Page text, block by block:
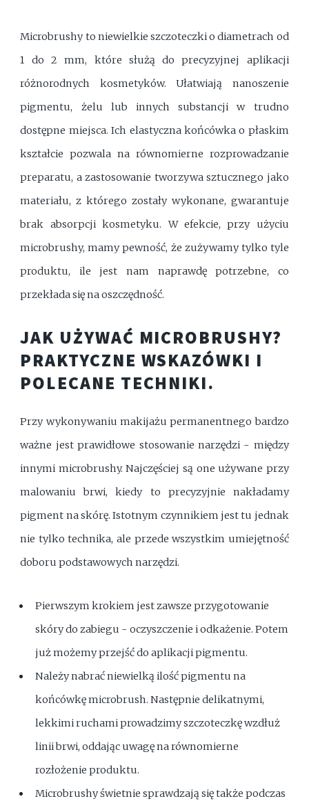
Microbrushy to niewielkie szczoteczki o diametrach od
1 do 2 mm, które służą do precyzyjnej aplikacji
różnorodnych kosmetyków. Ułatwiają nanoszenie
pigmentu, żelu lub innych substancji w trudno
dostępne miejsca. Ich elastyczna końcówka o płaskim
kształcie pozwala na równomierne rozprowadzanie
preparatu, a zastosowanie tworzywa sztucznego jako
materiału, z którego zostały wykonane, gwarantuje
brak absorpcji kosmetyku. W efekcie, przy użyciu
microbrushy, mamy pewność, że zużywamy tylko tyle
produktu, ile jest nam naprawdę potrzebne, co
przekłada się na oszczędność.
JAK UŻYWAĆ MICROBRUSHY?
PRAKTYCZNE WSKAZÓWKI I
POLECANE TECHNIKI.
Przy wykonywaniu makijażu permanentnego bardzo
ważne jest prawidłowe stosowanie narzędzi - między
innymi microbrushy. Najczęściej są one używane przy
malowaniu brwi, kiedy to precyzyjnie nakładamy
pigment na skórę. Istotnym czynnikiem jest tu jednak
nie tylko technika, ale przede wszystkim umiejętność
doboru podstawowych narzędzi.
Pierwszym krokiem jest zawsze przygotowanie
skóry do zabiegu - oczyszczenie i odkażenie. Potem
już możemy przejść do aplikacji pigmentu.
Należy nabrać niewielką ilość pigmentu na
końcówkę microbrush. Następnie delikatnymi,
lekkimi ruchami prowadzimy szczoteczkę wzdłuż
linii brwi, oddając uwagę na równomierne
rozłożenie produktu.
Microbrushy świetnie sprawdzają się także podczas